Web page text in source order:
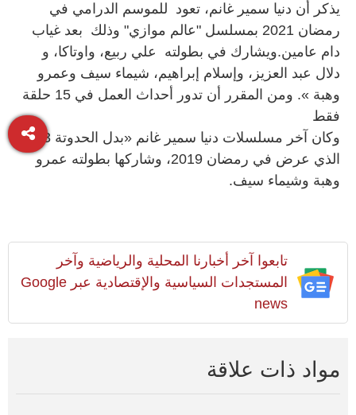
يذكر أن دنيا سمير غانم، تعود للموسم الدرامي في
رمضان 2021 بمسلسل "عالم موازي" وذلك بعد غياب
دام عامين.ويشارك في بطولته علي ربيع، واوتاكا، و
دلال عبد العزيز، وإسلام إبراهيم، شيماء سيف وعمرو
وهبة ». ومن المقرر أن تدور أحداث العمل في 15 حلقة
فقط
وكان آخر مسلسلات دنيا سمير غانم «بدل الحدوتة 3»،
الذي عرض في رمضان 2019، وشاركها بطولته عمرو
وهبة وشيماء سيف.
تابعوا آخر أخبارنا المحلية والرياضية وآخر
المستجدات السياسية والإقتصادية عبر Google
news
مواد ذات علاقة